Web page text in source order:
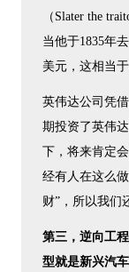
（Slater the
当他于1835年
美元，这相当于
英伟达公司凭
期投资了英伟
下，将来肯定
经有人在这么
财”，所以我们
第三，逆向工
型就是新兴汽